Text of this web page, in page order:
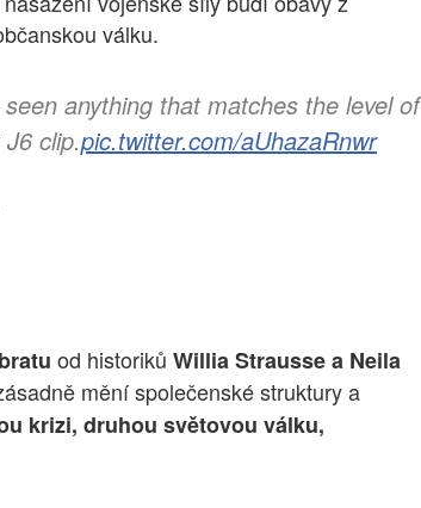
válku.
anything that matches the level of
clip.pic.twitter.com/aUhazaRnwr
od historiků Willia Strausse a Neila
mění společenské struktury a
krizi, druhou světovou válku,